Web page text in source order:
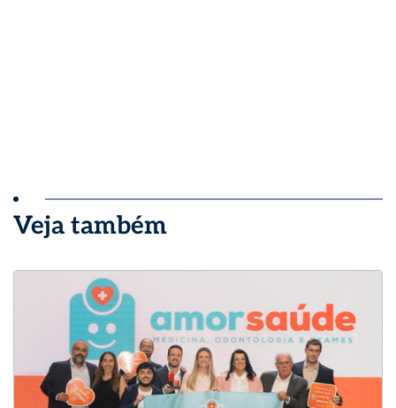
Veja também